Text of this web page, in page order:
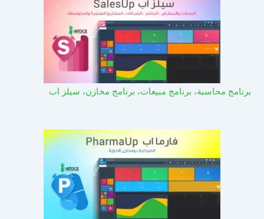
برنامج محاسبة، برنامج مبيعات، برنامج مخازن، سيلز اب